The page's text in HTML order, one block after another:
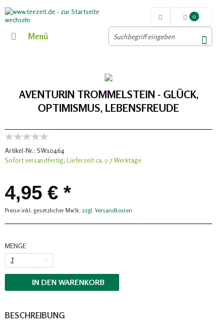
0
Menü
AVENTURIN TROMMELSTEIN - GLÜCK,
OPTIMISMUS, LEBENSFREUDE
Artikel-Nr.: SW10464
Sofort versandfertig, Lieferzeit ca. 5-7 Werktage
4,95 € *
Preise inkl. gesetzlicher MwSt. zzgl. Versandkosten
MENGE
IN DEN WARENKORB
BESCHREIBUNG